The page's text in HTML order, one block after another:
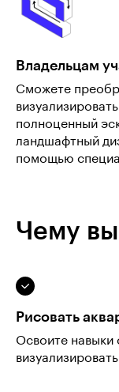
Владельцам
Сможете
полноценный
ландшафтный
помощью
Чему вы
Рисовать
Освоите навыки